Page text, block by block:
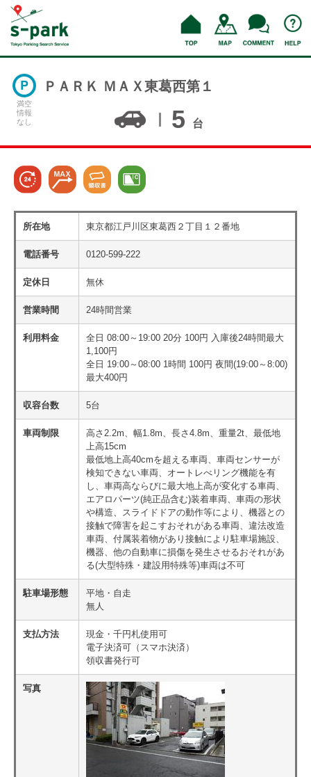
満空
情報
なし
ＰＡＲＫ ＭＡＸ東葛西第１
5 台
所在地 東京都江戸川区東葛西２丁目１２番地
電話番号 0120-599-222
定休日 無休
営業時間 24時間営業
利用料金
全日 08:00～19:00 20分 100円 入庫後24時間最大
1,100円
全日 19:00～08:00 1時間 100円 夜間(19:00～8:00)
最大400円
収容台数 5台
車両制限
高さ2.2m、幅1.8m、長さ4.8m、重量2t、最低地
上高15cm
最低地上高40cmを超える車両、車両センサーが
検知できない車両、オートレべリング機能を有
し、車両高ならびに最大地上高が変化する車両、
エアロパーツ(純正品含む)装着車両、車両の形状
や構造、スライドドアの動作等により、機器との
接触で障害を起こすおそれがある車両、違法改造
車両、付属装着物があり接触により駐車場施設、
機器、他の自動車に損傷を発生させるおそれがあ
る(大型特殊・建設用特殊等)車両は不可
駐車場形態
平地・自走
無人
支払方法
現金・千円札使用可
電子決済可（スマホ決済）
領収書発行可
写真